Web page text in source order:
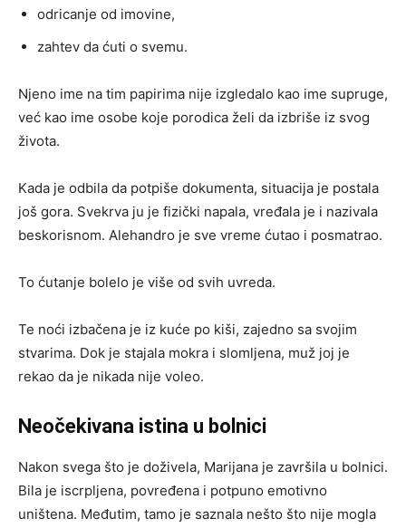
odricanje od imovine,
zahtev da ćuti o svemu.
Njeno ime na tim papirima nije izgledalo kao ime supruge,
već kao ime osobe koje porodica želi da izbriše iz svog
života.
Kada je odbila da potpiše dokumenta, situacija je postala
još gora. Svekrva ju je fizički napala, vređala je i nazivala
beskorisnom. Alehandro je sve vreme ćutao i posmatrao.
To ćutanje bolelo je više od svih uvreda.
Te noći izbačena je iz kuće po kiši, zajedno sa svojim
stvarima. Dok je stajala mokra i slomljena, muž joj je
rekao da je nikada nije voleo.
Neočekivana istina u bolnici
Nakon svega što je doživela, Marijana je završila u bolnici.
Bila je iscrpljena, povređena i potpuno emotivno
uništena. Međutim, tamo je saznala nešto što nije mogla